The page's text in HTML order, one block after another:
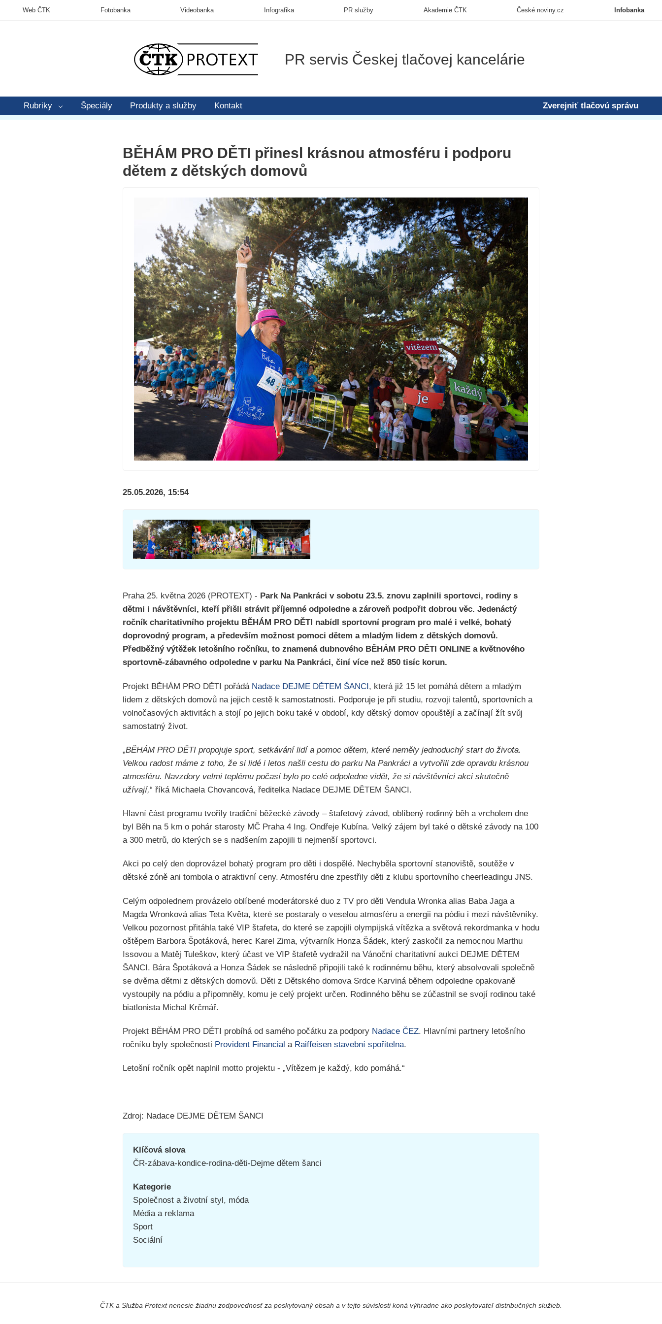
PR servis Českej tlačovej kancelárie
Rubriky Špeciály Produkty a služby Kontakt Zverejniť tlačovú správu
Infobanka
Web ČTK Fotobanka Videobanka Infografika PR služby Akademie ČTK České noviny.cz
BĚHÁM PRO DĚTI přinesl krásnou atmosféru i podporu
dětem z dětských domovů
25.05.2026, 15:54
Praha 25. května 2026 (PROTEXT) - Park Na Pankráci v sobotu 23.5. znovu zaplnili sportovci, rodiny s
dětmi i návštěvníci, kteří přišli strávit příjemné odpoledne a zároveň podpořit dobrou věc. Jedenáctý
ročník charitativního projektu BĚHÁM PRO DĚTI nabídl sportovní program pro malé i velké, bohatý
doprovodný program, a především možnost pomoci dětem a mladým lidem z dětských domovů.
Předběžný výtěžek letošního ročníku, to znamená dubnového BĚHÁM PRO DĚTI ONLINE a květnového
sportovně-zábavného odpoledne v parku Na Pankráci, činí více než 850 tisíc korun.
Projekt BĚHÁM PRO DĚTI pořádá Nadace DEJME DĚTEM ŠANCI, která již 15 let pomáhá dětem a mladým
lidem z dětských domovů na jejich cestě k samostatnosti. Podporuje je při studiu, rozvoji talentů, sportovních a
volnočasových aktivitách a stojí po jejich boku také v období, kdy dětský domov opouštějí a začínají žít svůj
samostatný život.
„BĚHÁM PRO DĚTI propojuje sport, setkávání lidí a pomoc dětem, které neměly jednoduchý start do života.
Velkou radost máme z toho, že si lidé i letos našli cestu do parku Na Pankráci a vytvořili zde opravdu krásnou
atmosféru. Navzdory velmi teplému počasí bylo po celé odpoledne vidět, že si návštěvníci akci skutečně
užívají,“ říká Michaela Chovancová, ředitelka Nadace DEJME DĚTEM ŠANCI.
Hlavní část programu tvořily tradiční běžecké závody – štafetový závod, oblíbený rodinný běh a vrcholem dne
byl Běh na 5 km o pohár starosty MČ Praha 4 Ing. Ondřeje Kubína. Velký zájem byl také o dětské závody na 100
a 300 metrů, do kterých se s nadšením zapojili ti nejmenší sportovci.
Akci po celý den doprovázel bohatý program pro děti i dospělé. Nechyběla sportovní stanoviště, soutěže v
dětské zóně ani tombola o atraktivní ceny. Atmosféru dne zpestřily děti z klubu sportovního cheerleadingu JNS.
Celým odpolednem provázelo oblíbené moderátorské duo z TV pro děti Vendula Wronka alias Baba Jaga a
Magda Wronková alias Teta Květa, které se postaraly o veselou atmosféru a energii na pódiu i mezi návštěvníky.
Velkou pozornost přitáhla také VIP štafeta, do které se zapojili olympijská vítězka a světová rekordmanka v hodu
oštěpem Barbora Špotáková, herec Karel Zima, výtvarník Honza Šádek, který zaskočil za nemocnou Marthu
Issovou a Matěj Tuleškov, který účast ve VIP štafetě vydražil na Vánoční charitativní aukci DEJME DĚTEM
ŠANCI. Bára Špotáková a Honza Šádek se následně připojili také k rodinnému běhu, který absolvovali společně
se dvěma dětmi z dětských domovů. Děti z Dětského domova Srdce Karviná během odpoledne opakovaně
vystoupily na pódiu a připomněly, komu je celý projekt určen. Rodinného běhu se zúčastnil se svojí rodinou také
biatlonista Michal Krčmář.
Projekt BĚHÁM PRO DĚTI probíhá od samého počátku za podpory Nadace ČEZ. Hlavními partnery letošního
ročníku byly společnosti Provident Financial a Raiffeisen stavební spořitelna.
Letošní ročník opět naplnil motto projektu - „Vítězem je každý, kdo pomáhá.“
Zdroj: Nadace DEJME DĚTEM ŠANCI
Klíčová slova
ČR-zábava-kondice-rodina-děti-Dejme dětem šanci
Kategorie
Společnost a životní styl, móda
Média a reklama
Sport
Sociální
ČTK a Služba Protext nenesie žiadnu zodpovednosť za poskytovaný obsah a v tejto súvislosti koná výhradne ako poskytovateľ distribučných služieb.